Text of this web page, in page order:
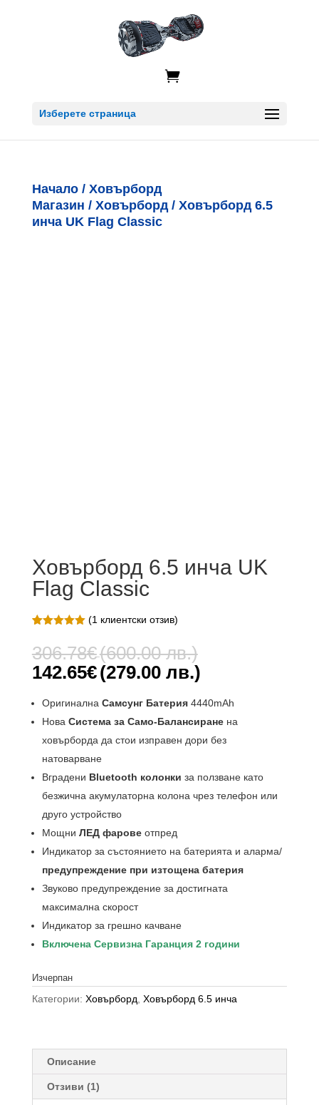

Изберете страница
Начало/ Ховърборд
Магазин / Ховърборд/ Ховърборд 6.5
инча UK Flag Classic
Ховърборд 6.5 инча UK
Flag Classic
базирано
на
потребителс
(1 клиентски отзив)
306.78€(600.00 лв.)
306.78€
(600.00
лв.).
142.65€(279.00 лв.)Текущата
е:
142.65€
(279.00
Оригинална Самсунг Батерия4440mAh
Нова Система за Само-Балансиранена
ховърборда да стои изправен дори без
натоварване
Вградени Bluetooth колонки за ползване като
безжична акумулаторна колона чрез телефон или
друго устройство
Мощни ЛЕД фаровеотпред
Индикатор за състоянието на батерията и аларма/
предупреждение при изтощена батерия
Звуково предупреждение за достигната
максимална скорост
Индикатор за грешно качване
Включена Сервизна Гаранция 2 години
Изчерпан
Категории: Ховърборд, Ховърборд 6.5 инча
Описание
Отзиви (1)